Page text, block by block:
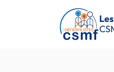
Passer au contenu principal